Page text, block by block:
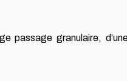
passage granulaire,